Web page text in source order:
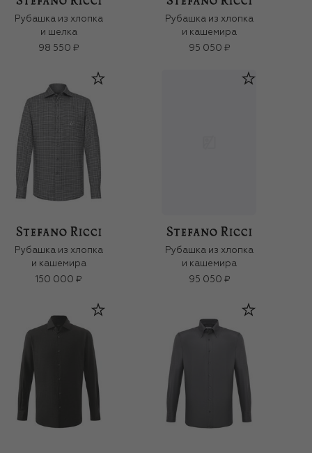
Рубашка из хлопка
и шелка
98 550 ₽
Рубашка из хлопка
и кашемира
95 050 ₽
Рубашка из хлопка
и кашемира
150 000 ₽
Рубашка из хлопка
и кашемира
95 050 ₽